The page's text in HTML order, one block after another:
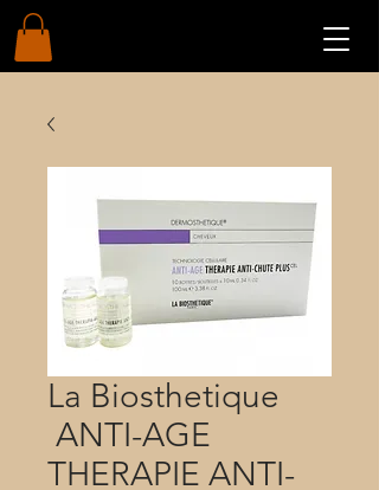
La Biosthetique
ANTI-AGE
THERAPIE ANTI-